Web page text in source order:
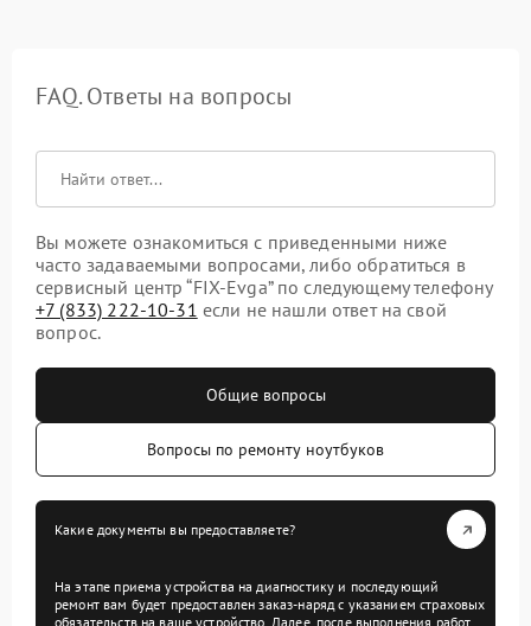
FAQ. Ответы на вопросы
Вы можете ознакомиться с приведенными ниже
часто задаваемыми вопросами, либо обратиться в
сервисный центр “FIX-Evga” по следующему телефону
+7 (833) 222-10-31 если не нашли ответ на свой
вопрос.
Общие вопросы
Вопросы по ремонту ноутбуков
Какие документы вы предоставляете?
На этапе приема устройства на диагностику и последующий
ремонт вам будет предоставлен заказ-наряд с указанием страховых
обязательств на ваше устройство. Далее, после выполнения работ